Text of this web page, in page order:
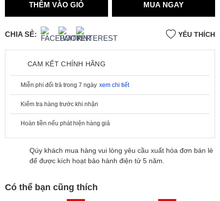
THÊM VÀO GIỎ MUA NGAY
CHIA SẺ: YÊU THÍCH
CAM KẾT CHÍNH HÃNG
Miễn phí đổi trả trong 7 ngày xem chi tiết
Kiểm tra hàng trước khi nhận
Hoàn tiền nếu phát hiện hàng giả
Qúy khách mua hàng vui lòng yêu cầu xuất hóa đơn bán lẻ
để được kích hoạt bảo hành điện tử 5 năm.
Có thể bạn cũng thích